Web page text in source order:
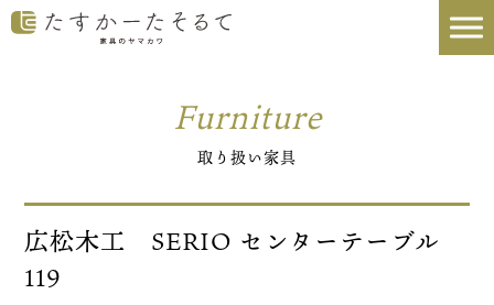
Furniture
取り扱い家具
広松木工 SERIO センターテーブル
119